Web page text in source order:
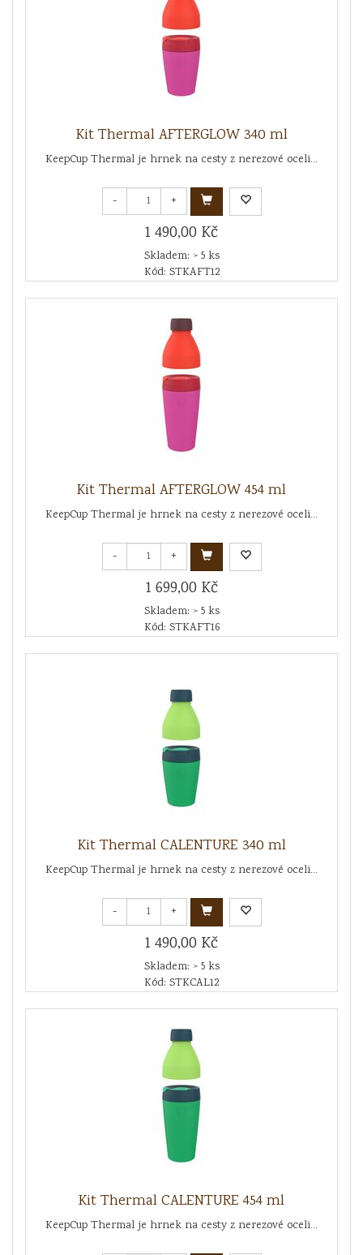
Kit Thermal AFTERGLOW 340 ml
KeepCup Thermal je hrnek na cesty z nerezové oceli...
- +
1 490,00 Kč
Skladem: > 5 ks
Kód: STKAFT12
Kit Thermal AFTERGLOW 454 ml
KeepCup Thermal je hrnek na cesty z nerezové oceli...
- +
1 699,00 Kč
Skladem: > 5 ks
Kód: STKAFT16
Kit Thermal CALENTURE 340 ml
KeepCup Thermal je hrnek na cesty z nerezové oceli...
- +
1 490,00 Kč
Skladem: > 5 ks
Kód: STKCAL12
Kit Thermal CALENTURE 454 ml
KeepCup Thermal je hrnek na cesty z nerezové oceli...